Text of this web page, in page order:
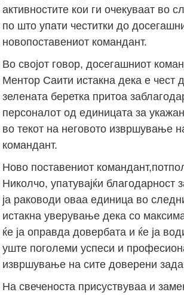
активностите кои ги очекуваат во
по што упати честитки до
новопоставениот командант.
Во својот говор, досегашниот
Ментор Саити истакна дека е чест
зелената беретка притоа
персоналот од единицата за
во текот на неговото извршување
командант.
Ново поставениот
Николчо, упатувајќи благодарност
ја раководи оваа единица во
истакна уверување дека со
ќе ја оправда довербата и ќе ја
уште поголеми успеси и
извршување на сите доверени
На свеченоста присуствуваа и